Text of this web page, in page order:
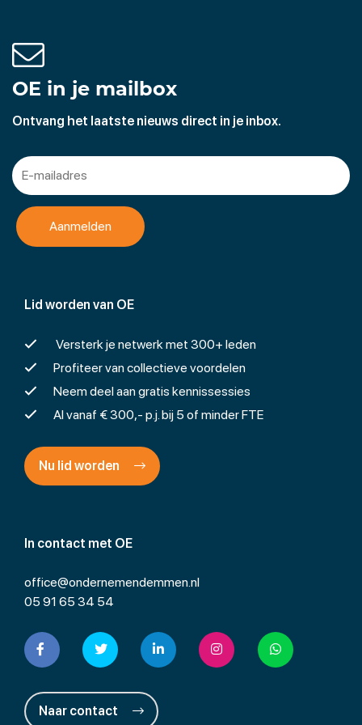
worden in nauw overleg met architect, bewoners en/of
gemeente uitgevoerd.
In contact met OE
office@ondernemendemmen.nl
05 91 65 34 54
Naar contact
Lid worden van OE
Versterk je netwerk met 300+ leden
Profiteer van collectieve voordelen
Neem deel aan gratis kennissessies
Al vanaf € 300,- p.j. bij 5 of minder FTE
Nu lid worden
OE in je mailbox
Ontvang het laatste nieuws direct in je inbox.